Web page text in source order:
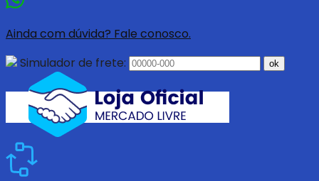
Ainda com dúvida? Fale conosco.
Simulador de frete:
ok